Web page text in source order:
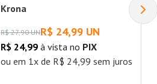
Krona
R$ 27,90 UNR$ 24,99 UN
R$ 24,99 à vista no PIX
ou em 1x de R$ 24,99 sem juros